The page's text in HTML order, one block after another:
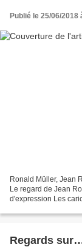
Publié le 25/06/2018
Ronald Müller, Jean
Le regard de Jean
d'expression Les
Regards